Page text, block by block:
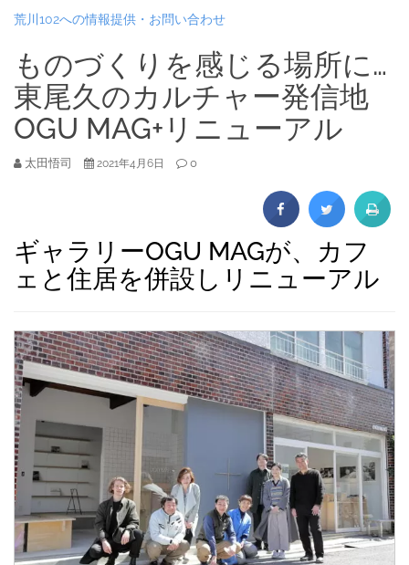
荒川102への情報提供・お問い合わせ
ものづくりを感じる場所に…
東尾久のカルチャー発信地
OGU MAG+リニューアル
太田悟司 2021年4月6日 0
ギャラリーOGU MAGが、カフ
ェと住居を併設しリニューアル